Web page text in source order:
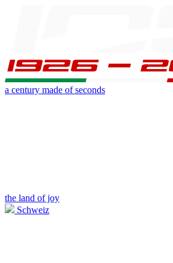
a century made of seconds
the land of joy
Schweiz